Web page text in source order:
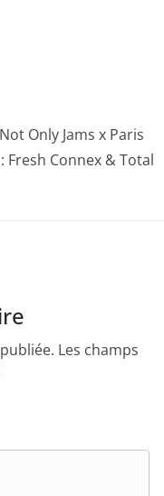
Only Jams x Paris
Fresh Connex & Total
Les champs